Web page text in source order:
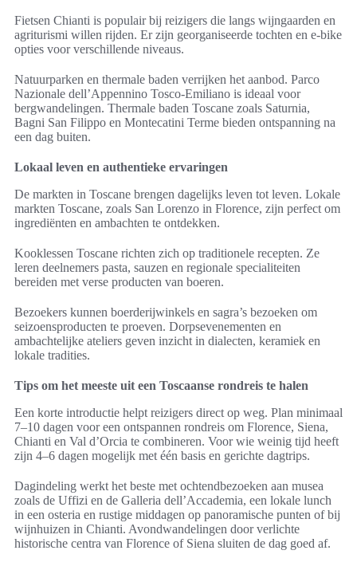
Fietsen Chianti is populair bij reizigers die langs wijngaarden en
agriturismi willen rijden. Er zijn georganiseerde tochten en e-bike
opties voor verschillende niveaus.
Natuurparken en thermale baden verrijken het aanbod. Parco
Nazionale dell’Appennino Tosco-Emiliano is ideaal voor
bergwandelingen. Thermale baden Toscane zoals Saturnia,
Bagni San Filippo en Montecatini Terme bieden ontspanning na
een dag buiten.
Lokaal leven en authentieke ervaringen
De markten in Toscane brengen dagelijks leven tot leven. Lokale
markten Toscane, zoals San Lorenzo in Florence, zijn perfect om
ingrediënten en ambachten te ontdekken.
Kooklessen Toscane richten zich op traditionele recepten. Ze
leren deelnemers pasta, sauzen en regionale specialiteiten
bereiden met verse producten van boeren.
Bezoekers kunnen boerderijwinkels en sagra’s bezoeken om
seizoensproducten te proeven. Dorpsevenementen en
ambachtelijke ateliers geven inzicht in dialecten, keramiek en
lokale tradities.
Tips om het meeste uit een Toscaanse rondreis te halen
Een korte introductie helpt reizigers direct op weg. Plan minimaal
7–10 dagen voor een ontspannen rondreis om Florence, Siena,
Chianti en Val d’Orcia te combineren. Voor wie weinig tijd heeft
zijn 4–6 dagen mogelijk met één basis en gerichte dagtrips.
Dagindeling werkt het beste met ochtendbezoeken aan musea
zoals de Uffizi en de Galleria dell’Accademia, een lokale lunch
in een osteria en rustige middagen op panoramische punten of bij
wijnhuizen in Chianti. Avondwandelingen door verlichte
historische centra van Florence of Siena sluiten de dag goed af.